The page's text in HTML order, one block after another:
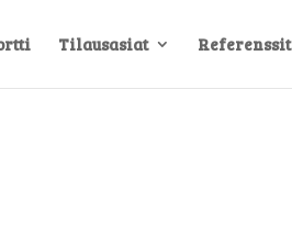
Tilausasiat Referenssit